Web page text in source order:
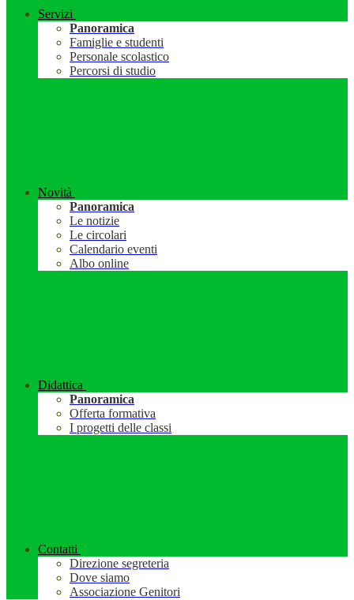
Servizi
Panoramica
Famiglie e studenti
Personale scolastico
Percorsi di studio
Novità
Panoramica
Le notizie
Le circolari
Calendario eventi
Albo online
Didattica
Panoramica
Offerta formativa
I progetti delle classi
Contatti
Direzione segreteria
Dove siamo
Associazione Genitori